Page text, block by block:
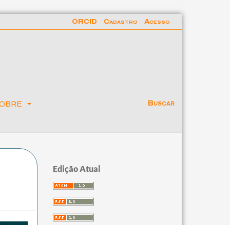
Buscar
ORCID Cadastro Acesso
Edição Atual